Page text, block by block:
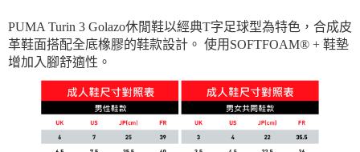
PUMA Turin 3 Golazo休閒鞋以經典T字足球型為特色，合成皮
革鞋面搭配全底橡膠的鞋款設計。 使用SOFTFOAM® + 鞋墊
增加入腳舒適性。